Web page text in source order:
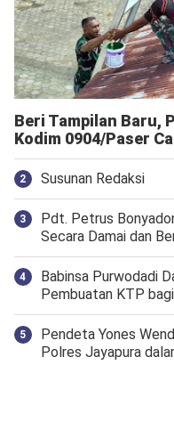
Beri Tampilan Baru,
Kodim 0904/Paser
Susunan Redaksi
Pdt. Petrus
Secara Damai dan
Babinsa Purwodadi
Pembuatan KTP
Pendeta Yones
Polres Jayapura